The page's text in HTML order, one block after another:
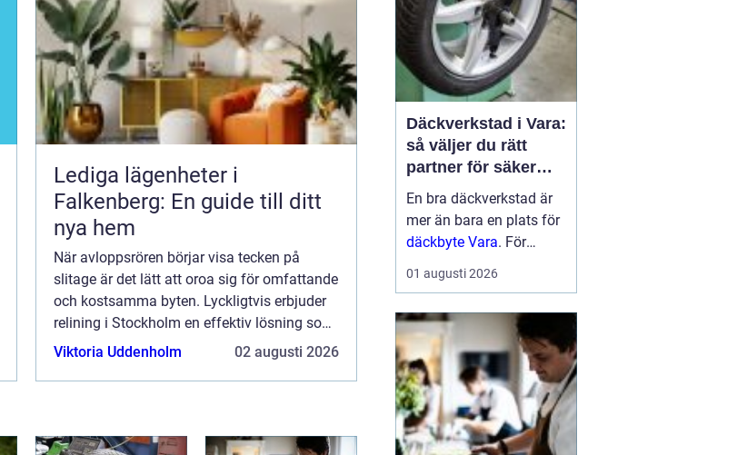
Lediga lägenheter i
Falkenberg: En guide till ditt
nya hem
När avloppsrören börjar visa tecken på
slitage är det lätt att oroa sig för omfattande
och kostsamma byten. Lyckligtvis erbjuder
relining i Stockholm en effektiv lösning som
sparar både tid och pengar. D...
Viktoria Uddenholm 02 augusti 2026
Däckverkstad i Vara:
så väljer du rätt
partner för säker
körning året runt
En bra däckverkstad är
mer än bara en plats för
däckbyte Vara. För
bilägare i Vara handlar
valet om säkerhet,
01 augusti 2026